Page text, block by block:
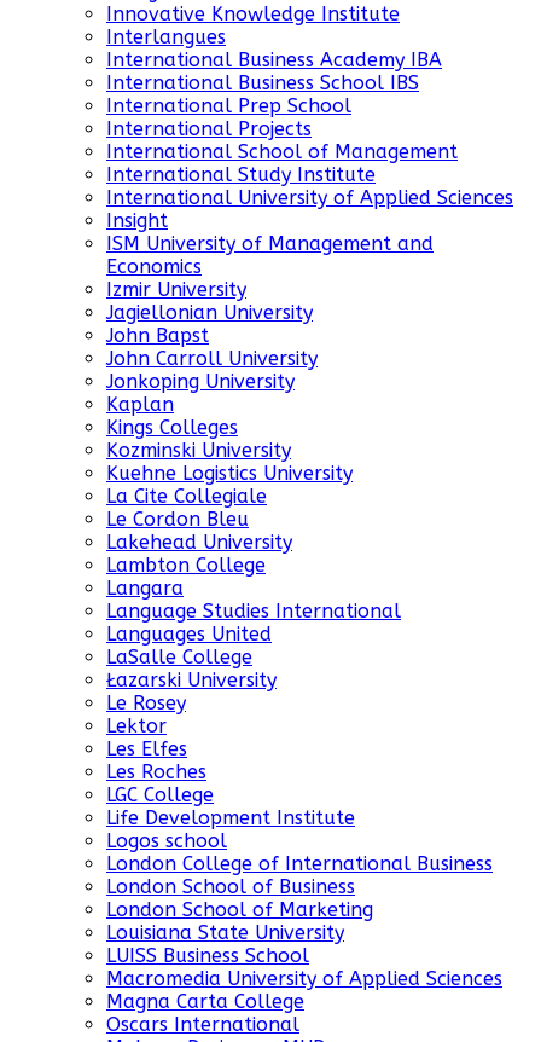
Innovative Knowledge Institute
Interlangues
International Business Academy IBA
International Business School IBS
International Prep School
International Projects
International School of Management
International Study Institute
International University of Applied Sciences
Insight
ISM University of Management and
Economics
Izmir University
Jagiellonian University
John Bapst
John Carroll University
Jonkoping University
Kaplan
Kings Colleges
Kozminski University
Kuehne Logistics University
La Cite Collegiale
Le Cordon Bleu
Lakehead University
Lambton College
Langara
Language Studies International
Languages United
LaSalle College
Łazarski University
Le Rosey
Lektor
Les Elfes
Les Roches
LGC College
Life Development Institute
Logos school
London College of International Business
London School of Business
London School of Marketing
Louisiana State University
LUISS Business School
Macromedia University of Applied Sciences
Magna Carta College
Oscars International